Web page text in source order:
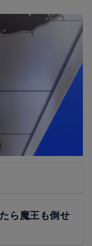
ら魔王も倒せ